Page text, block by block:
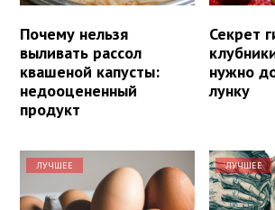
Почему нельзя
выливать рассол
квашеной капусты:
недооцененный
продукт
Секрет
нужно
лунку
ЛУЧШЕЕ ЛУЧШЕЕ